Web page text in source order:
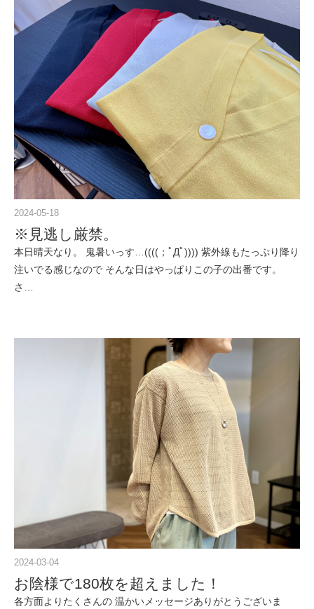
2024-05-18
※見逃し厳禁。
本日晴天なり。 鬼暑いっす…((((；ﾟДﾟ)))) 紫外線もたっぷり降り
注いでる感じなので そんな日はやっぱりこの子の出番です。
さ…
2024-03-04
お陰様で180枚を超えました！
各方面よりたくさんの 温かいメッセージありがとうございま